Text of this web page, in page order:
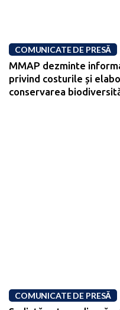
COMUNICATE DE PRESĂ
MMAP dezminte
privind costurile și
conservarea
COMUNICATE DE PRESĂ